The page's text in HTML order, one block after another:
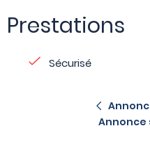
Prestations
Sécurisé
Annonce